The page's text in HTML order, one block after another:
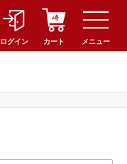
ログイン カート メニュー